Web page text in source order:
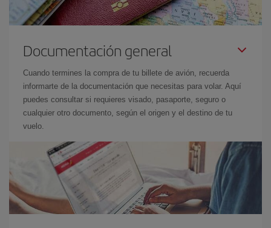
Documentación general
Cuando termines la compra de tu billete de avión, recuerda
informarte de la documentación que necesitas para volar. Aquí
puedes consultar si requieres visado, pasaporte, seguro o
cualquier otro documento, según el origen y el destino de tu
vuelo.